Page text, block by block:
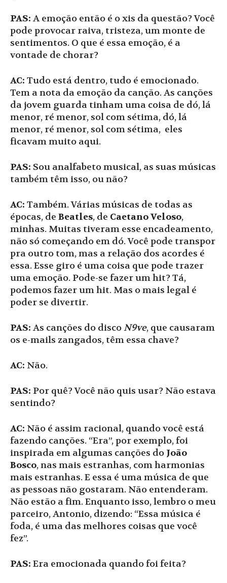
PAS: A emoção então é o xis da questão? Você
pode provocar raiva, tristeza, um monte de
sentimentos. O que é essa emoção, é a
vontade de chorar?
AC: Tudo está dentro, tudo é emocionado.
Tem a nota da emoção da canção. As canções
da jovem guarda tinham uma coisa de dó, lá
menor, ré menor, sol com sétima, dó, lá
menor, ré menor, sol com sétima, eles
ficavam muito aqui.
PAS: Sou analfabeto musical, as suas músicas
também têm isso, ou não?
AC: Também. Várias músicas de todas as
épocas, de Beatles, de Caetano Veloso,
minhas. Muitas tiveram esse encadeamento,
não só começando em dó. Você pode transpor
pra outro tom, mas a relação dos acordes é
essa. Esse giro é uma coisa que pode trazer
uma emoção. Pode-se fazer um hit? Tá,
podemos fazer um hit. Mas o mais legal é
poder se divertir.
PAS: As canções do disco N9ve, que causaram
os e-mails zangados, têm essa chave?
AC: Não.
PAS: Por quê? Você não quis usar? Não estava
sentindo?
AC: Não é assim racional, quando você está
fazendo canções. “Era”, por exemplo, foi
inspirada em algumas canções do João
Bosco, nas mais estranhas, com harmonias
mais estranhas. E essa é uma música de que
as pessoas não gostaram. Não entenderam.
Não estão a fim. Enquanto isso, lembro o meu
parceiro, Antonio, dizendo: “Essa música é
foda, é uma das melhores coisas que você
fez”.
PAS: Era emocionada quando foi feita?